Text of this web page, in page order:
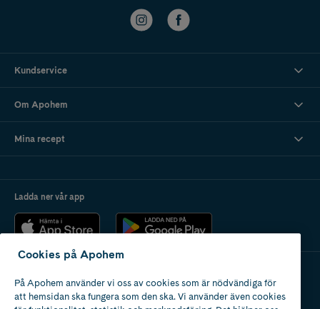
Kundservice
Om Apohem
Mina recept
Ladda ner vår app
Apotek med tillstånd
av Läkemedelsverket
Cookies på Apohem
På Apohem använder vi oss av cookies som är nödvändiga för
att hemsidan ska fungera som den ska. Vi använder även cookies